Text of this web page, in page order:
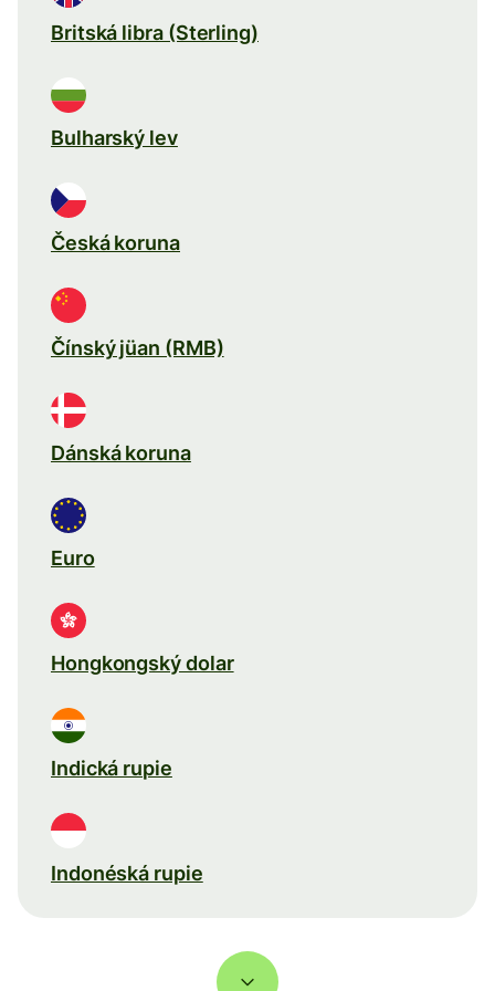
Britská libra (Sterling)
Bulharský lev
Česká koruna
Čínský jüan (RMB)
Dánská koruna
Euro
Hongkongský dolar
Indická rupie
Indonéská rupie